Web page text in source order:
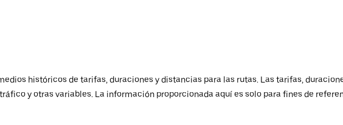
históricos de tarifas, duraciones y distancias para las rutas. Las tarifas,
y otras variables. La información proporcionada aquí es solo para fines de